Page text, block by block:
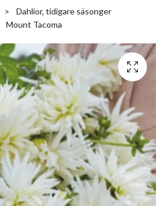
Dahlior, tidigare säsonger
Mount Tacoma